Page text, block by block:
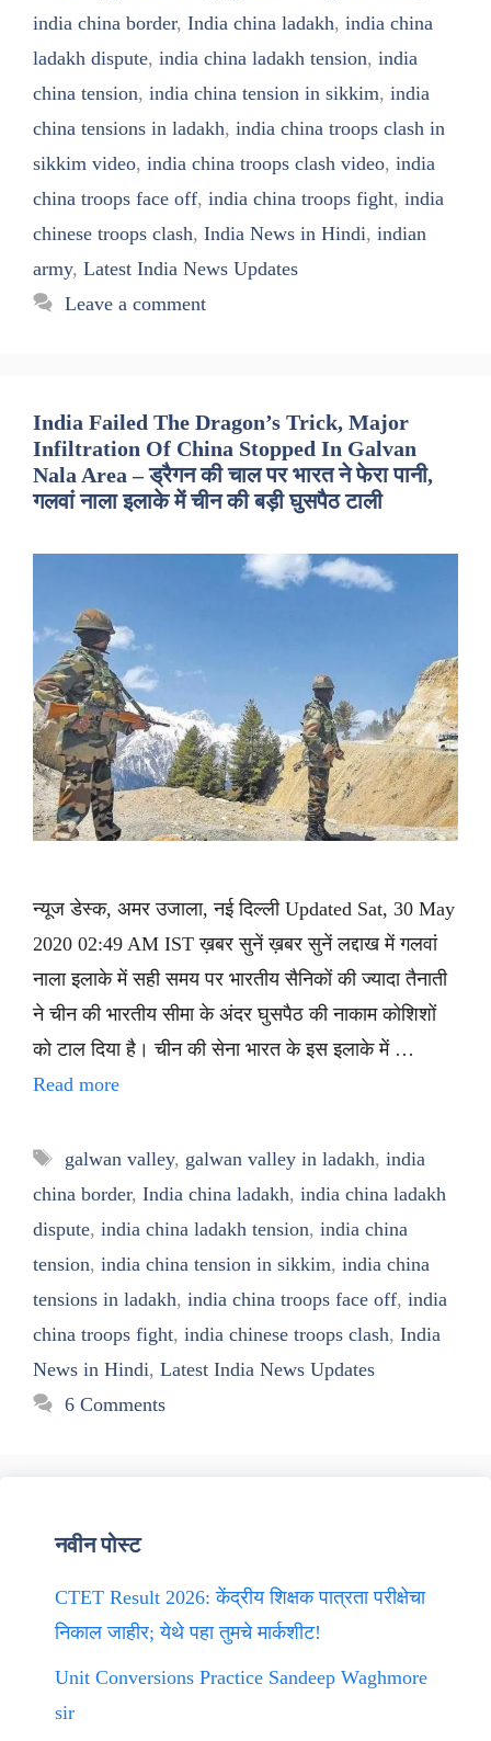
india china border, India china ladakh, india china
ladakh dispute, india china ladakh tension, india
china tension, india china tension in sikkim, india
china tensions in ladakh, india china troops clash in
sikkim video, india china troops clash video, india
china troops face off, india china troops fight, india
chinese troops clash, India News in Hindi, indian
army, Latest India News Updates
Leave a comment
India Failed The Dragon’s Trick, Major
Infiltration Of China Stopped In Galvan
Nala Area – ड्रैगन की चाल पर भारत ने फेरा पानी,
गलवां नाला इलाके में चीन की बड़ी घुसपैठ टाली
न्यूज डेस्क, अमर उजाला, नई दिल्ली Updated Sat, 30 May
2020 02:49 AM IST ख़बर सुनें ख़बर सुनें लद्दाख में गलवां
नाला इलाके में सही समय पर भारतीय सैनिकों की ज्यादा तैनाती
ने चीन की भारतीय सीमा के अंदर घुसपैठ की नाकाम कोशिशों
को टाल दिया है। चीन की सेना भारत के इस इलाके में …
Read more
Tags
galwan valley, galwan valley in ladakh, india
china border, India china ladakh, india china ladakh
dispute, india china ladakh tension, india china
tension, india china tension in sikkim, india china
tensions in ladakh, india china troops face off, india
china troops fight, india chinese troops clash, India
News in Hindi, Latest India News Updates
6 Comments
नवीन पोस्ट
CTET Result 2026: केंद्रीय शिक्षक पात्रता परीक्षेचा
निकाल जाहीर; येथे पहा तुमचे मार्कशीट!
Unit Conversions Practice Sandeep Waghmore
sir